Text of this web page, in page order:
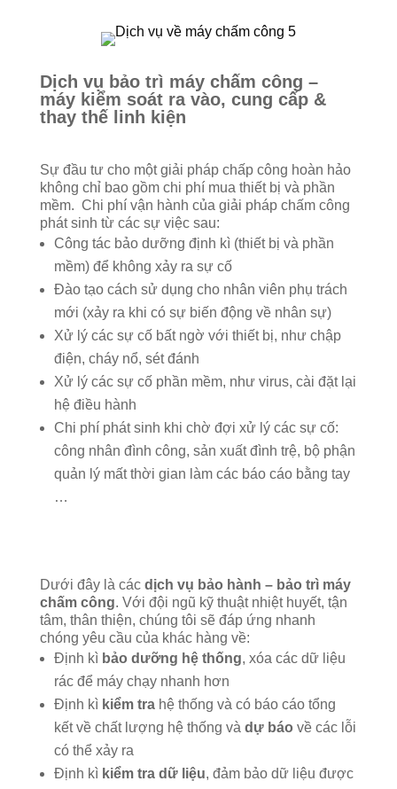
Dịch vụ bảo trì máy chấm công –
máy kiểm soát ra vào, cung cấp &
thay thế linh kiện
Sự đầu tư cho một giải pháp chấp công hoàn hảo
không chỉ bao gồm chi phí mua thiết bị và phần
mềm. Chi phí vận hành của giải pháp chấm công
phát sinh từ các sự việc sau:
Công tác bảo dưỡng định kì (thiết bị và phần
mềm) để không xảy ra sự cố
Đào tạo cách sử dụng cho nhân viên phụ trách
mới (xảy ra khi có sự biến động về nhân sự)
Xử lý các sự cố bất ngờ với thiết bị, như chập
điện, cháy nổ, sét đánh
Xử lý các sự cố phần mềm, như virus, cài đặt lại
hệ điều hành
Chi phí phát sinh khi chờ đợi xử lý các sự cố:
công nhân đình công, sản xuất đình trệ, bộ phận
quản lý mất thời gian làm các báo cáo bằng tay
…
Dưới đây là các dịch vụ bảo hành – bảo trì máy
chấm công. Với đội ngũ kỹ thuật nhiệt huyết, tận
tâm, thân thiện, chúng tôi sẽ đáp ứng nhanh
chóng yêu cầu của khác hàng về:
Định kì bảo dưỡng hệ thống, xóa các dữ liệu
rác để máy chạy nhanh hơn
Định kì kiểm trahệ thống và có báo cáo tổng
kết về chất lượng hệ thống và dự báo về các lỗi
có thể xảy ra
Định kì kiểm tra dữ liệu, đảm bảo dữ liệu được